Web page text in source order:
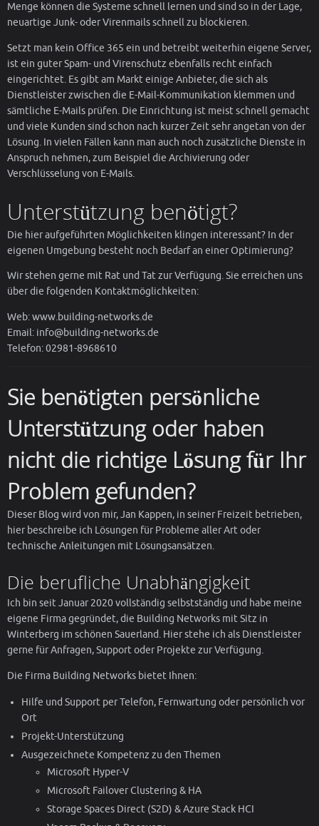
Menge können die Systeme schnell lernen und sind so in der Lage,
neuartige Junk- oder Virenmails schnell zu blockieren.
Setzt man kein Office 365 ein und betreibt weiterhin eigene Server,
ist ein guter Spam- und Virenschutz ebenfalls recht einfach
eingerichtet. Es gibt am Markt einige Anbieter, die sich als
Dienstleister zwischen die E-Mail-Kommunikation klemmen und
sämtliche E-Mails prüfen. Die Einrichtung ist meist schnell gemacht
und viele Kunden sind schon nach kurzer Zeit sehr angetan von der
Lösung. In vielen Fällen kann man auch noch zusätzliche Dienste in
Anspruch nehmen, zum Beispiel die Archivierung oder
Verschlüsselung von E-Mails.
Unterstützung benötigt?
Die hier aufgeführten Möglichkeiten klingen interessant? In der
eigenen Umgebung besteht noch Bedarf an einer Optimierung?
Wir stehen gerne mit Rat und Tat zur Verfügung. Sie erreichen uns
über die folgenden Kontaktmöglichkeiten:
Web: www.building-networks.de
Email: info@building-networks.de
Telefon: 02981-8968610
Sie benötigten persönliche
Unterstützung oder haben
nicht die richtige Lösung für Ihr
Problem gefunden?
Dieser Blog wird von mir, Jan Kappen, in seiner Freizeit betrieben,
hier beschreibe ich Lösungen für Probleme aller Art oder
technische Anleitungen mit Lösungsansätzen.
Die berufliche Unabhängigkeit
Ich bin seit Januar 2020 vollständig selbstständig und habe meine
eigene Firma gegründet, die Building Networks mit Sitz in
Winterberg im schönen Sauerland. Hier stehe ich als Dienstleister
gerne für Anfragen, Support oder Projekte zur Verfügung.
Die Firma Building Networks bietet Ihnen:
Hilfe und Support per Telefon, Fernwartung oder persönlich vor
Ort
Projekt-Unterstützung
Ausgezeichnete Kompetenz zu den Themen
Microsoft Hyper-V
Microsoft Failover Clustering & HA
Storage Spaces Direct (S2D) & Azure Stack HCI